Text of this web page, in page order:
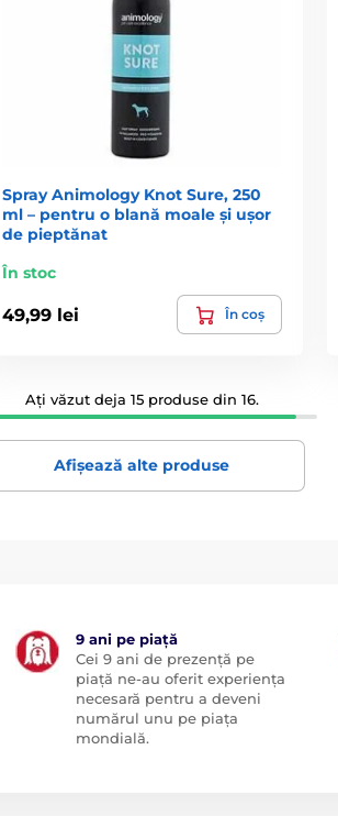
Spray Animology Knot Sure, 250
ml – pentru o blană moale și ușor
de pieptănat
În stoc
49,99 lei În coș
Ați văzut deja 15 produse din 16.
Afișează alte produse
9 ani pe piață
Cei 9 ani de prezență pe
piață ne-au oferit experiența
necesară pentru a deveni
numărul unu pe piața
mondială.